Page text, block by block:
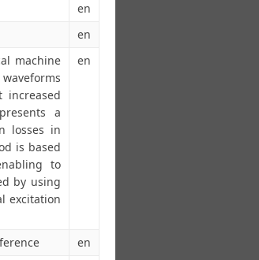
en
en
machine
increased
a
losses in
is based
to
by using
excitation
en
en